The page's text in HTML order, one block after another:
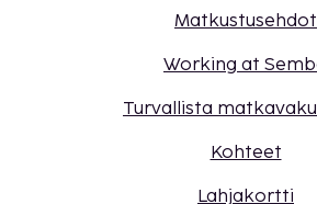
Matkustusehdot
Working at
Turvallista
Kohteet
Lahjakortti